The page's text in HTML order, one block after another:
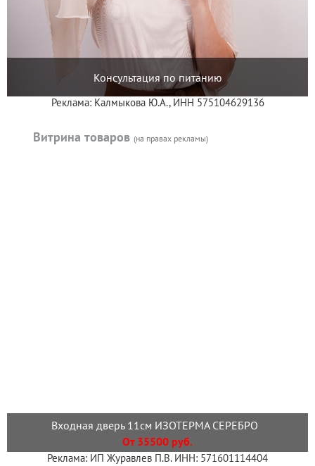
Консультация по питанию
Реклама: Калмыкова Ю.А., ИНН 575104629136
Витрина товаров (на правах рекламы)
Входная дверь 11см ИЗОТЕРМА СЕРЕБРО
От 35500 руб.
Реклама: ИП Журавлев П.В. ИНН: 571601114404